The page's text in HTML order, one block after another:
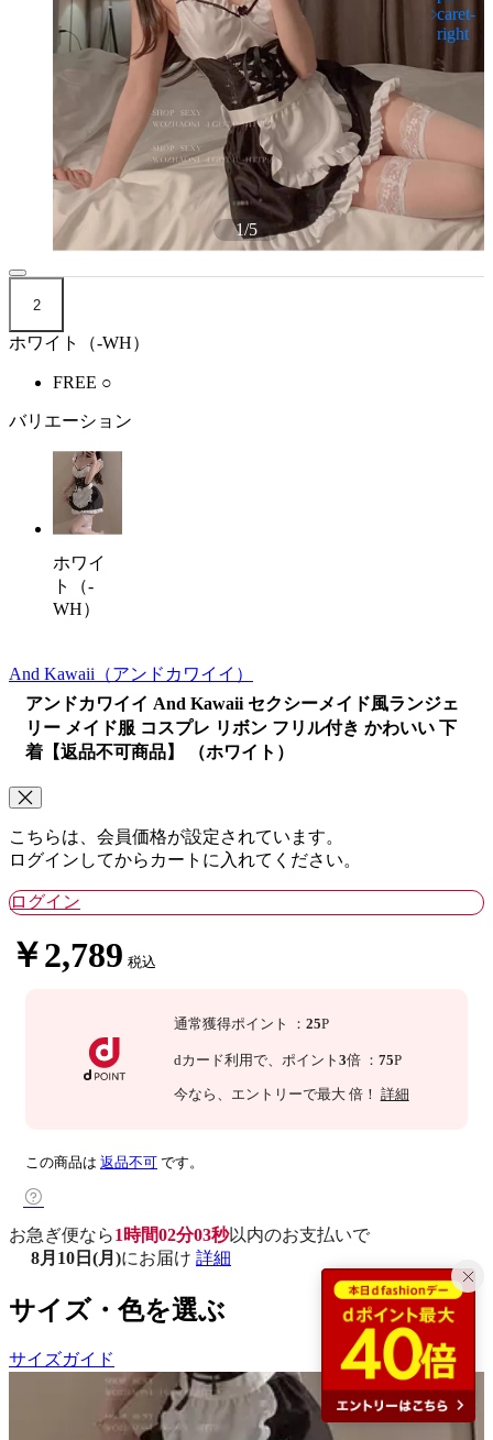
1/5
2
ホワイト（-WH）
FREE ○
バリエーション
ホワイ
ト（-
WH）
And Kawaii （アンドカワイイ）
アンドカワイイ And Kawaii セクシーメイド風ランジェ
リー メイド服 コスプレ リボン フリル付き かわいい 下
着【返品不可商品】 （ホワイト）
こちらは、会員価格が設定されています。
ログインしてからカートに入れてください。
ログイン
￥2,789 税込
通常獲得ポイント ： 25P
dカード利用で、 ポイント 3倍 ： 75P
今なら 、エントリーで最大 倍！ 詳細
この商品は 返品不可 です。
お急ぎ便なら1時間02分02秒以内のお支払いで
8月10日(月)にお届け 詳細
サイズ・色を選ぶ
サイズガイド